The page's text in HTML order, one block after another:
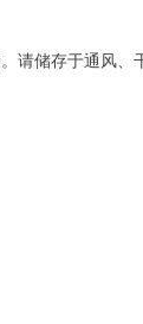
请储存于通风